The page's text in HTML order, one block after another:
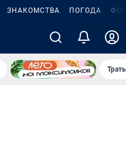
ЗНАКОМСТВА ПОГОДА